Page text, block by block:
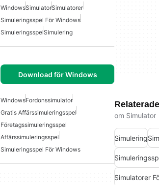
WindowsSimulatorSimulatorer
Simuleringsspel För Windows
SimuleringsspelSimulering
Download för Windows
WindowsFordonssimulator
Gratis Affärssimuleringsspel
Företagssimuleringsspel
Affärssimuleringsspel
Simuleringsspel För Windows
om Simulator
Simulering
Simulatorer